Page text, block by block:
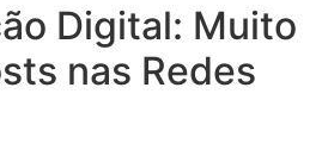
Digital: Muito
nas Redes